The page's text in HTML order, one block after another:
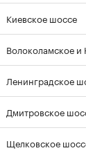
Киевское шоссе
Волоколамское
Ленинградское
Дмитровское
Щелковское